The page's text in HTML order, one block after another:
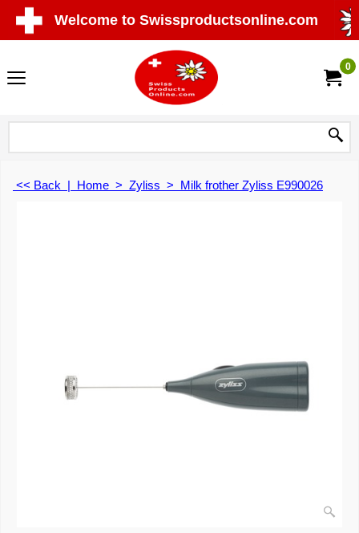
Welcome to Swissproductsonline.com
0
<< Back | Home > Zyliss > Milk frother Zyliss E990026